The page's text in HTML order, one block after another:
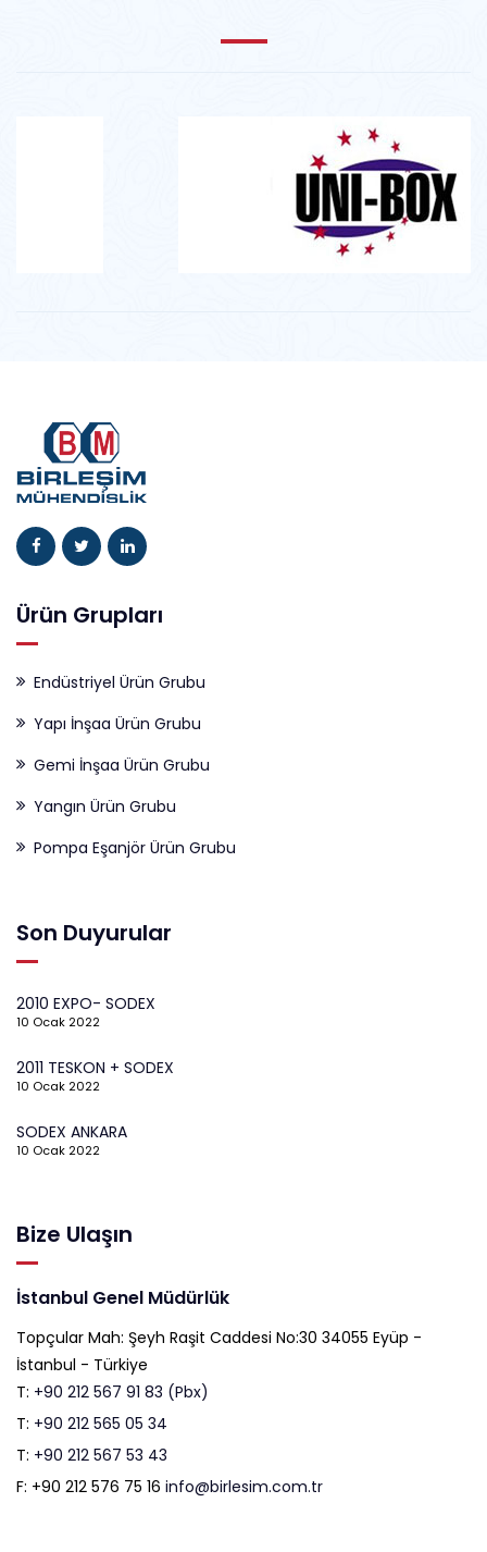
Ürün Grupları
Endüstriyel Ürün Grubu
Yapı İnşaa Ürün Grubu
Gemi İnşaa Ürün Grubu
Yangın Ürün Grubu
Pompa Eşanjör Ürün Grubu
Son Duyurular
2010 EXPO- SODEX
10 Ocak 2022
2011 TESKON + SODEX
10 Ocak 2022
SODEX ANKARA
10 Ocak 2022
Bize Ulaşın
İstanbul Genel Müdürlük
Topçular Mah: Şeyh Raşit Caddesi No:30 34055 Eyüp -
İstanbul - Türkiye
T: +90 212 567 91 83 (Pbx)
T: +90 212 565 05 34
T: +90 212 567 53 43
F: +90 212 576 75 16 info@birlesim.com.tr